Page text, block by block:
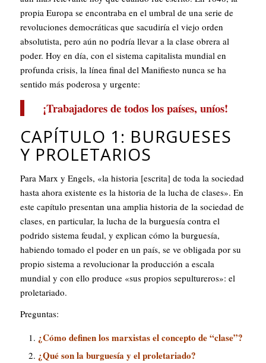
propia Europa se encontraba en el umbral de una serie de
revoluciones democráticas que sacudiría el viejo orden
absolutista, pero aún no podría llevar a la clase obrera al
poder. Hoy en día, con el sistema capitalista mundial en
profunda crisis, la línea final del Manifiesto nunca se ha
sentido más poderosa y urgente:
¡Trabajadores de todos los países, uníos!
CAPÍTULO 1: BURGUESES
Y PROLETARIOS
Para Marx y Engels, «la historia [escrita] de toda la sociedad
hasta ahora existente es la historia de la lucha de clases». En
este capítulo presentan una amplia historia de la sociedad de
clases, en particular, la lucha de la burguesía contra el
podrido sistema feudal, y explican cómo la burguesía,
habiendo tomado el poder en un país, se ve obligada por su
propio sistema a revolucionar la producción a escala
mundial y con ello produce «sus propios sepultureros»: el
proletariado.
Preguntas:
¿Cómo definen los marxistas el concepto de “clase”?
¿Qué son la burguesía y el proletariado?